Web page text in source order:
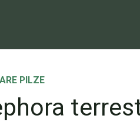
PILZE